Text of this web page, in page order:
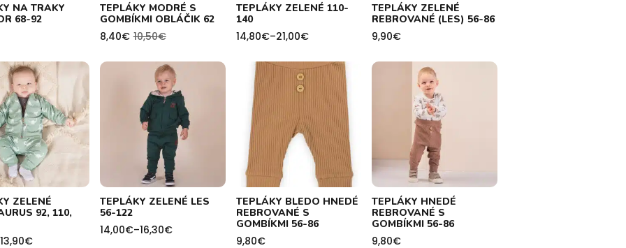
NA TRAKY
68-92
TEPLÁKY MODRÉ S
GOMBÍKMI OBLÁČIK 62
10,50€
Pôvodná
bola:
8,40€
Aktuálna
je:
TEPLÁKY ZELENÉ 110-
140
14,80€–21,00€
Price
14,80€
through
21,00€
TEPLÁKY ZELENÉ
REBROVANÉ (LES) 56-86
9,90€
ZELENÉ
92, 110,
13,90€
TEPLÁKY ZELENÉ LES
56-122
14,00€–16,30€
Price
TEPLÁKY BLEDO HNEDÉ
REBROVANÉ S
GOMBÍKMI 56-86
9,80€
TEPLÁKY HNEDÉ
REBROVANÉ S
GOMBÍKMI 56-86
9,80€